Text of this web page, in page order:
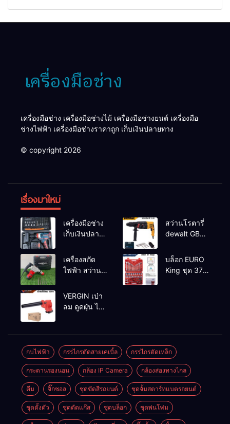
เครื่องมือช่าง เครื่องมือช่างไม้ เครื่องมือช่างยนต์ เครื่องมือ
ช่างไฟฟ้า เครื่องมือช่างราคาถูก เก็บเงินปลายทาง
© copyright 2026
เรื่องมาใหม่
เครื่องมือช่าง
เก็บเงินปลาย
สว่านโรตารี่
dewalt GBH
2-26 DFR ทุ่น
ทองแดงแท้
100%
เครื่องสกัด
ไฟฟ้า สว่าน
MAKTEC รุ่น MT2926A
บล็อก EURO
King ชุด 37
VERGIN เป่า
ลม ดูดฝุ่น ไร้
กบไฟฟ้า กรรไกรตัดสายเคเบิ้ล กรรไกรตัดเหล็ก
กระดานรองนอน กล้อง IP Camera กล้องส่องทางไกล
คีม จิ๊กซอล ชุดขัดสีรถยนต์​ ชุดจั้มสตาร์ทแบตรถยนต์
ชุดตั้งตัว ชุดตัดแก๊ส ชุดบล็อก ชุดพ่นโฟม